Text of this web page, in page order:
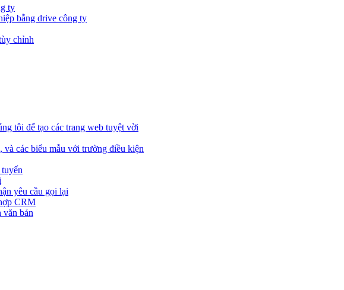
ty
bằng drive công ty
chỉnh
tôi để tạo các trang web tuyệt vời
các biểu mẫu với trường điều kiện
yêu cầu gọi lại
CRM
văn bản